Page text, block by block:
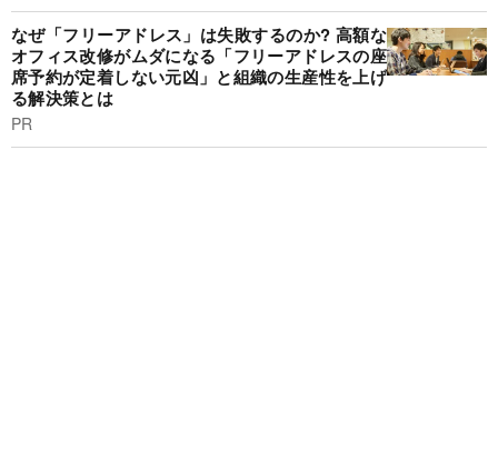
なぜ「フリーアドレス」は失敗するのか? 高額な
オフィス改修がムダになる「フリーアドレスの座
席予約が定着しない元凶」と組織の生産性を上げ
る解決策とは
PR